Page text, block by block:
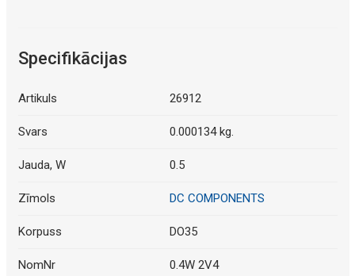
Specifikācijas
Artikuls 26912
Svars 0.000134 kg.
Jauda, W 0.5
Zīmols DC COMPONENTS
Korpuss DO35
NomNr 0.4W 2V4